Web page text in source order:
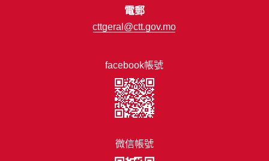
facebook帳號
微信帳號
電郵
cttgeral@ctt.gov.mo